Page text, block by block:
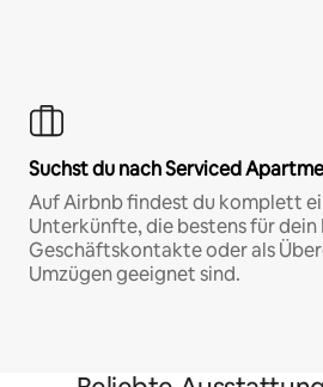
Suchst du nach Serviced
Auf Airbnb findest du komplett
Unterkünfte, die bestens für dein
Geschäftskontakte oder als
Umzügen geeignet sind.